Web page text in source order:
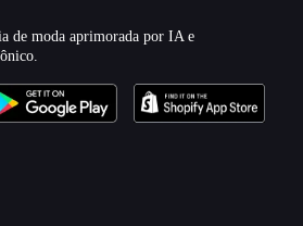
de moda aprimorada por IA e